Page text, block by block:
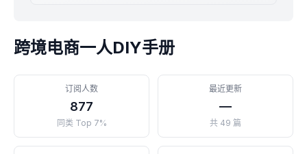
跨境电商一人DIY手册
订阅人数
877
同类 Top 7%
最近更新
—
共 49 篇